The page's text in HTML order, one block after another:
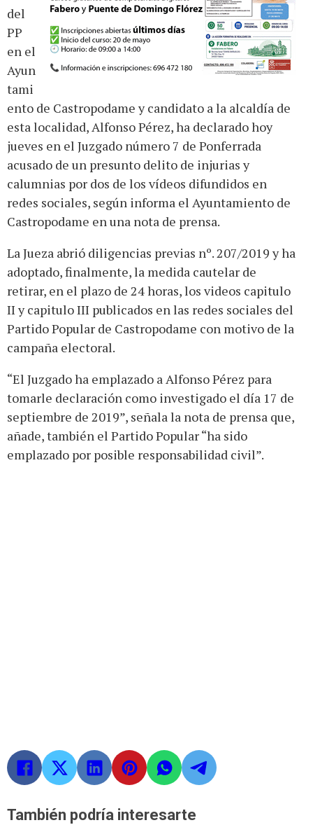
del
PP
en el
Ayun
tami
ento de Castropodame y candidato a la alcaldía de
esta localidad, Alfonso Pérez, ha declarado hoy
jueves en el Juzgado número 7 de Ponferrada
acusado de un presunto delito de injurias y
calumnias por dos de los vídeos difundidos en
redes sociales, según informa el Ayuntamiento de
Castropodame en una nota de prensa.
La Jueza abrió diligencias previas nº. 207/2019 y ha
adoptado, finalmente, la medida cautelar de
retirar, en el plazo de 24 horas, los videos capitulo
II y capitulo III publicados en las redes sociales del
Partido Popular de Castropodame con motivo de la
campaña electoral.
“El Juzgado ha emplazado a Alfonso Pérez para
tomarle declaración como investigado el día 17 de
septiembre de 2019”, señala la nota de prensa que,
añade, también el Partido Popular “ha sido
emplazado por posible responsabilidad civil”.
También podría interesarte